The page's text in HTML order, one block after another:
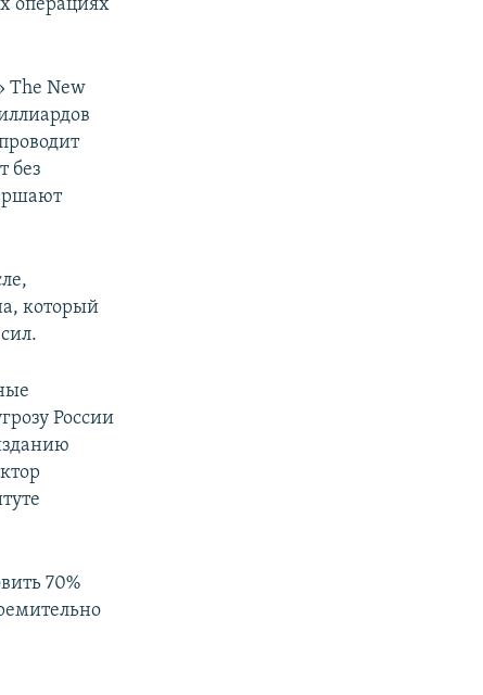
операциях
The New
без
который
России
70%